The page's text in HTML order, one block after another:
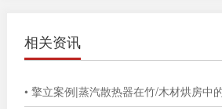
相关资讯
• 擎立案例|蒸汽散热器在竹/木材烘房中